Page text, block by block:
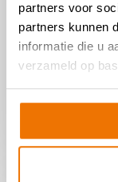
partners voor
partners kunnen
informatie die u
verzameld op
vragen?
Hopelijk tot
-